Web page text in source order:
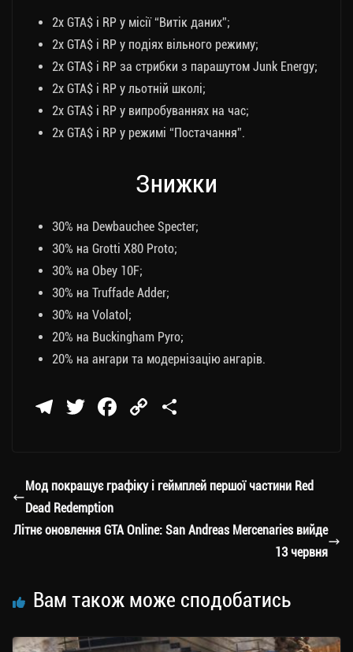
2x GTA$ і RP у місії “Витік даних”;
2x GTA$ і RP у подіях вільного режиму;
2x GTA$ і RP за стрибки з парашутом Junk Energy;
2x GTA$ і RP у льотній школі;
2x GTA$ і RP у випробуваннях на час;
2x GTA$ і RP у режимі “Постачання”.
Знижки
30% на Dewbauchee Specter;
30% на Grotti X80 Proto;
30% на Obey 10F;
30% на Truffade Adder;
30% на Volatol;
20% на Buckingham Pyro;
20% на ангари та модернізацію ангарів.
Te
a
m
T
er
Fa
ok
C
Li ли
ся
Мод покращує графіку і геймплей першої частини Red
Dead Redemption
Літнє оновлення GTA Online: San Andreas Mercenaries вийде
13 червня
Вам також може сподобатись